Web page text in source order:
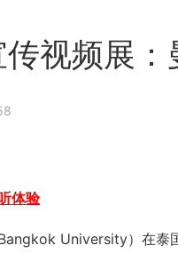
视频展：
体验
University）在泰